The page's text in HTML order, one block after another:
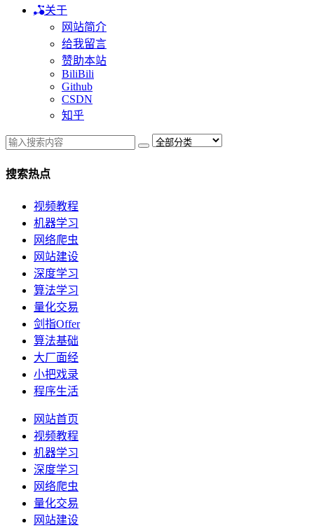
关于
网站简介
给我留言
赞助本站
BiliBili
Github
CSDN
知乎
搜索热点
视频教程
机器学习
网络爬虫
网站建设
深度学习
算法学习
量化交易
剑指Offer
算法基础
大厂面经
小把戏录
程序生活
网站首页
视频教程
机器学习
深度学习
网络爬虫
量化交易
网站建设